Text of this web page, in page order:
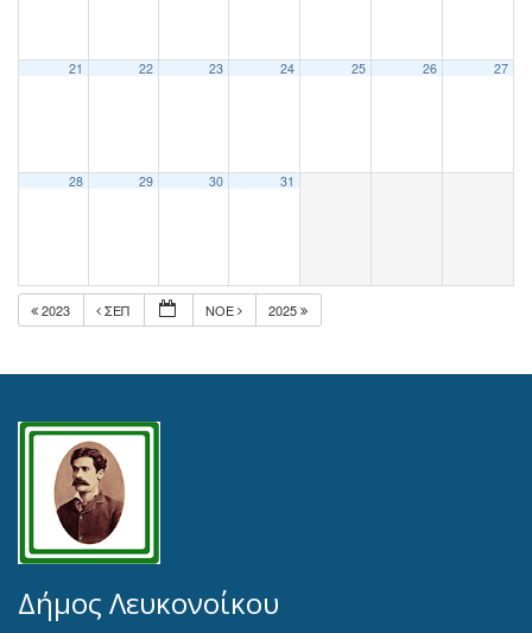
21 22 23 24 25 26 27
28 29 30 31
2023 ΣΕΠ ΝΟΈ 2025
Δήμος Λευκονοίκου